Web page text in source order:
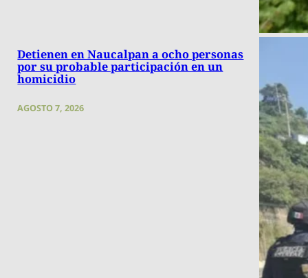
Detienen en Naucalpan a ocho personas
por su probable participación en un
homicidio
AGOSTO 7, 2026